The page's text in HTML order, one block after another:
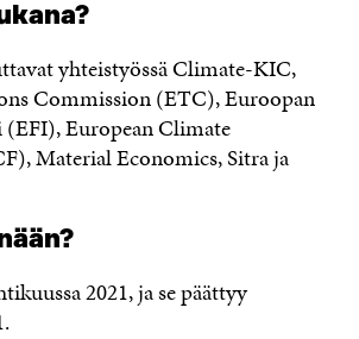
yhteistyössä Climate-KIC,
Commission (ETC), Euroopan
European Climate
Material Economics, Sitra ja
2021, ja se päättyy